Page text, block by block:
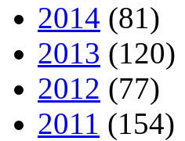
2014 (81)
2013 (120)
2012 (77)
2011 (154)